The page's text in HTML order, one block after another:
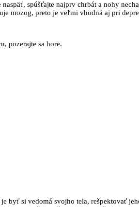
spúšťajte najprv chrbát a nohy
mozog, preto je veľmi vhodná aj pri
pozerajte sa hore.
byť si vedomá svojho tela, rešpektovať